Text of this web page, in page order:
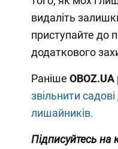
видаліть
приступайте до
додаткового
Раніше OBOZ.UA
звільнити
лишайників.
Підписуйтесь на